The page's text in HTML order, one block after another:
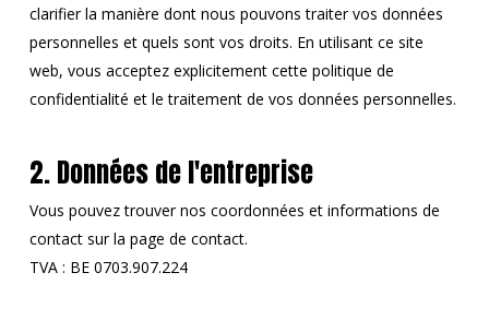
clarifier la manière dont nous pouvons traiter vos données
personnelles et quels sont vos droits. En utilisant ce site
web, vous acceptez explicitement cette politique de
confidentialité et le traitement de vos données personnelles.
2. Données de l'entreprise
Vous pouvez trouver nos coordonnées et informations de
contact sur la page de contact.
TVA : BE 0703.907.224